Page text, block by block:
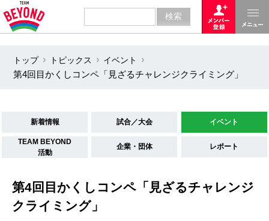
トップ トピックス
イベント
第4回目かくしコンペ「見ざるチャレンジクライミング」
新着情報 試合／大会 イベント
TEAM BEYOND
活動
企業・団体 レポート
第4回目かくしコンペ「見ざるチャレンジ
クライミング」